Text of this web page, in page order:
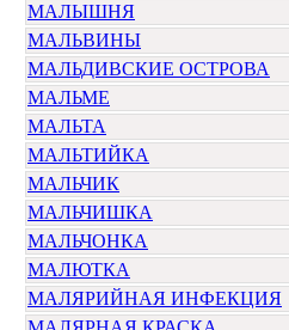
МАЛЫШНЯ
МАЛЬВИНЫ
МАЛЬДИВСКИЕ ОСТРОВА
МАЛЬМЕ
МАЛЬТА
МАЛЬТИЙКА
МАЛЬЧИК
МАЛЬЧИШКА
МАЛЬЧОНКА
МАЛЮТКА
МАЛЯРИЙНАЯ ИНФЕКЦИЯ